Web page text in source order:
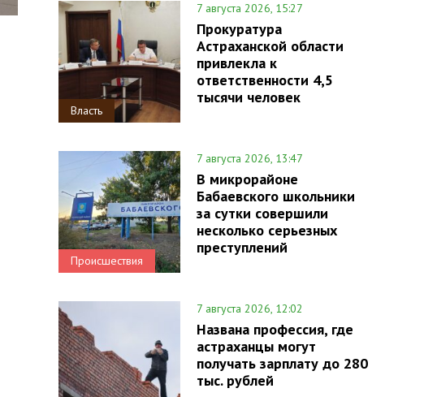
Власть
7 августа 2026, 15:27
Прокуратура
Астраханской области
привлекла к
ответственности 4,5
тысячи человек
Происшествия
7 августа 2026, 13:47
В микрорайоне
Бабаевского школьники
за сутки совершили
несколько серьезных
преступлений
7 августа 2026, 12:02
Названа профессия, где
астраханцы могут
получать зарплату до 280
тыс. рублей